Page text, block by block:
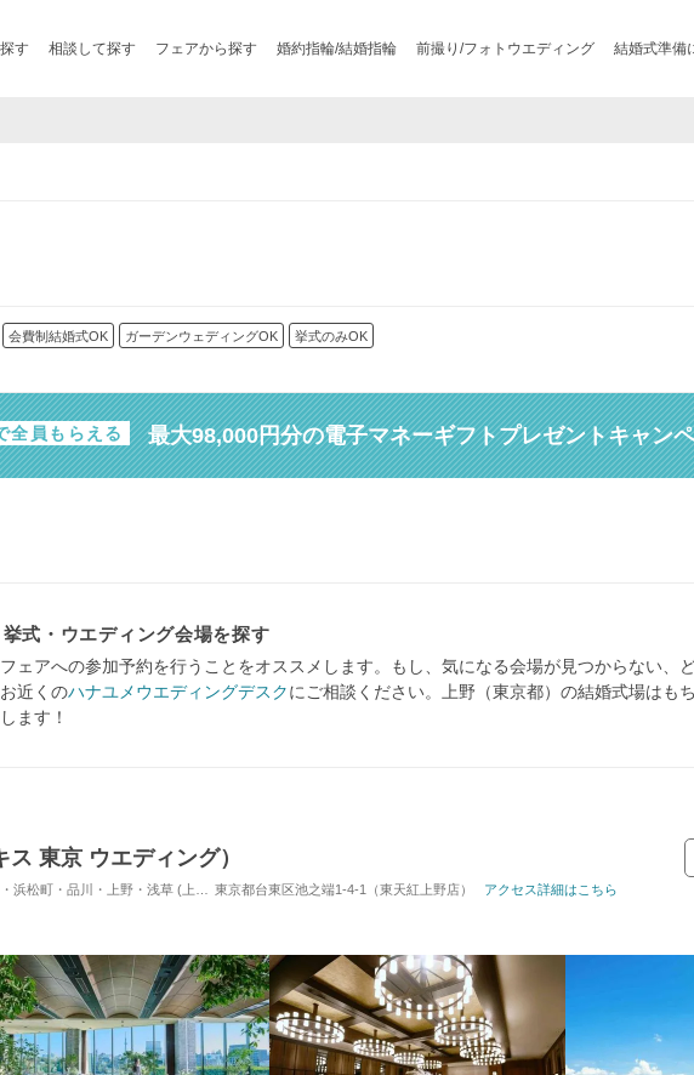
す 相談して探す フェアから探す 婚約指輪/結婚指輪 前撮り/フォトウエディング 結婚式準備
会費制結婚式OK ガーデンウェディングOK 挙式のみOK
全員もらえる 最大98,000円分の電子マネーギフトプレゼントキャン
式・ウエディング会場を探す
ェアへの参加予約を行うことをオススメします。もし、気になる会場が見つからない、
近くのハナユメウエディングデスクにご相談ください。上野（東京都）の結婚式場はも
ます！
東京 ウエディング）
品川・上野・浅草 (上野駅) / 式場・ゲストハウス 対応人数: 着席：40名 ～ 150名 挙式スタイル: 教会式(
東京都台東区池之端1-4-1（東天紅上野店） アクセス詳細はこちら